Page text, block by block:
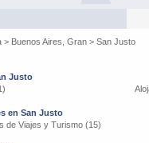
> Buenos Aires, Gran > San Justo
Justo
en San Justo
de Viajes y Turismo (15)